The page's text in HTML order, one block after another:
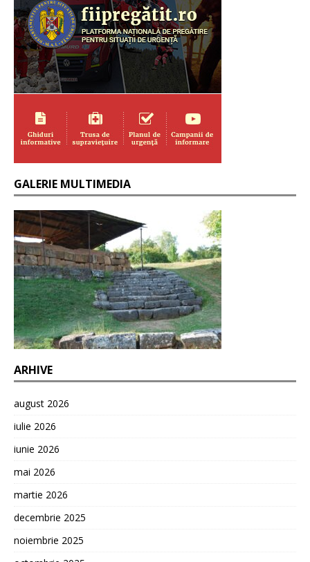
GALERIE MULTIMEDIA
ARHIVE
august 2026
iulie 2026
iunie 2026
mai 2026
martie 2026
decembrie 2025
noiembrie 2025